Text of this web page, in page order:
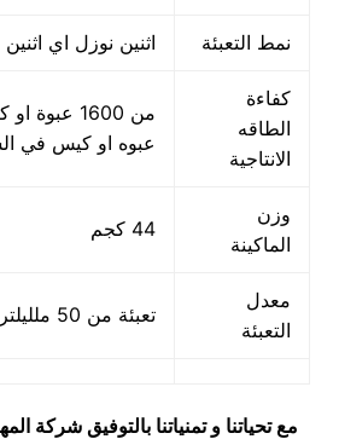
نمط التعبئة اثنين نوزل اي
كفاءة
الطاقه
الانتاجية
عبوه او كيس في
وزن
الماكينة
44 كجم
معدل
التعبئة
تعبئة من 50 ملليلتر حتي 1000 ملليلتر
مع تحياتنا و تمنياتنا بالتوفيق شركة